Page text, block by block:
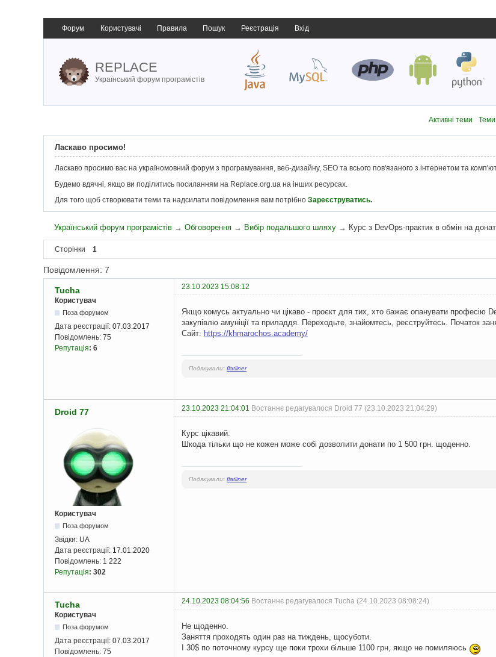
Форум Користувачі Правила Пошук Реєстрація Вхід
REPLACE
Український форум програмістів
Активні теми Теми
Ласкаво просимо!
Ласкаво просимо вас на україномовний форум з програмування, веб-дизайну, SEO та всього пов'язаного з інтернетом та
Будемо вдячні, якщо ви поділитись посиланням на Replace.org.ua на інших ресурсах.
Для того щоб створювати теми та надсилати повідомлення вам потрібно Зареєструватись.
Український форум програмістів →Обговорення → Вибір подальшого шляху → Курс з DevOps-практик в обмін на
Сторінки 1
Повідомлення: 7
Tucha
23.10.2023 15:08:12
Користувач
Поза форумом
Дата реєстрації: 07.03.2017
Повідомлень: 75
Репутація: 6
Якщо комусь актуально чи цікаво - проєкт для тих, хто бажає опанувати професію
закупівлю амуніції та приладдя. Переходьте, знайомтесь, реєструйтесь. Початок
Сайт: https://khmarochos.academy/
Подякували: flatliner
Droid 77 23.10.2023 21:04:01 Востаннє редагувалося Droid 77 (23.10.2023 21:04:29)
Користувач
Поза форумом
Звідки: UA
Дата реєстрації: 17.01.2020
Повідомлень: 1 222
Репутація: 302
Курс цікавий.
Шкода тільки що не кожен може собі дозволити донати по 1 500 грн. щоденно.
Подякували: flatliner
Tucha 24.10.2023 08:04:56 Востаннє редагувалося Tucha (24.10.2023 08:08:24)
Користувач
Поза форумом
Дата реєстрації: 07.03.2017
Повідомлень: 75
Не щоденно.
Заняття проходять один раз на тиждень, щосуботи.
І 30$ по поточному курсу ще поки трохи більше 1100 грн, якщо не помиляюсь